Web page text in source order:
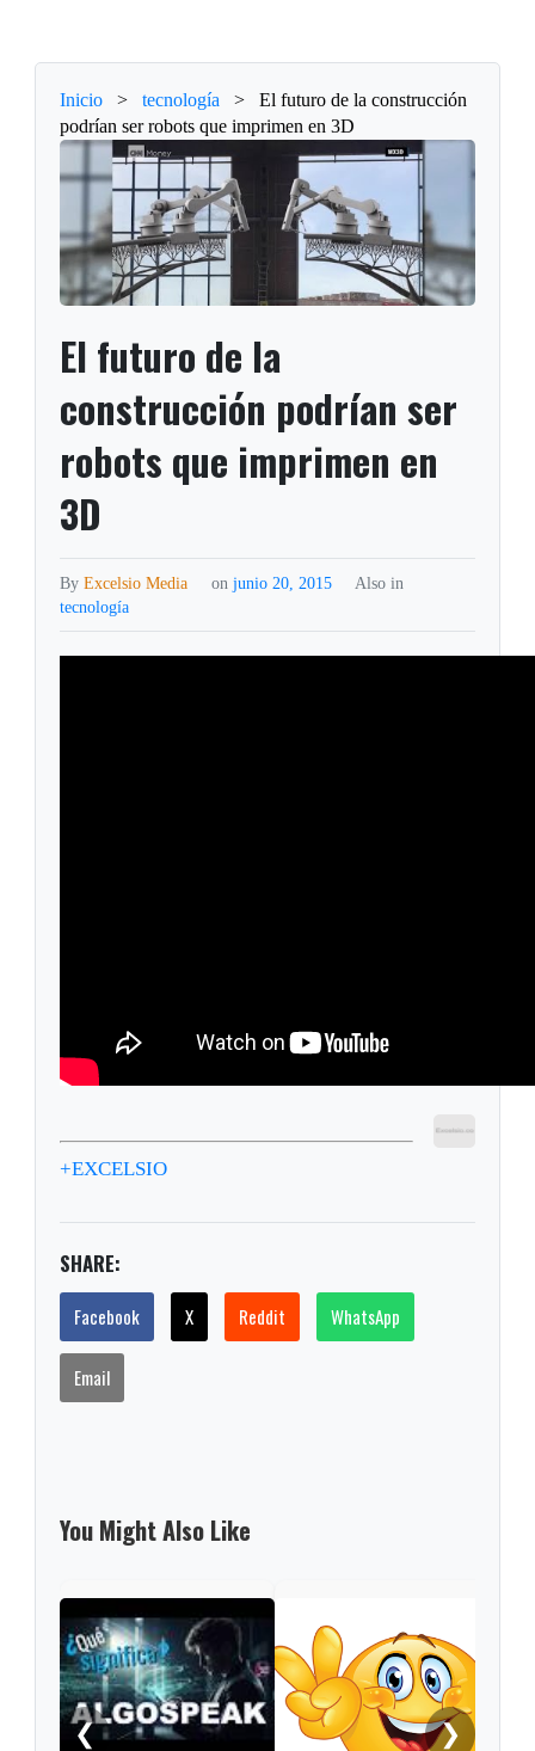
Inicio > tecnología >
El futuro de la construcción
podrían ser robots que imprimen en 3D
El futuro de la
construcción podrían ser
robots que imprimen en
3D
ByExcelsio Media on junio 20, 2015
Also in
tecnología
+EXCELSIO
SHARE:
Facebook X Reddit WhatsApp
Email
You Might Also Like
❮ ❯